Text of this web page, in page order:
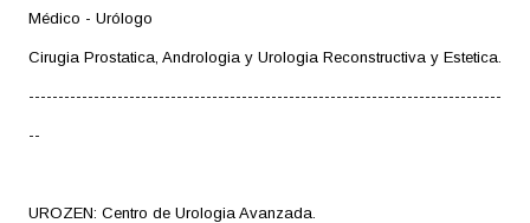
Médico - Urólogo
Cirugia Prostatica, Andrologia y Urologia Reconstructiva y Estetica.
--------------------------------------------------------------------------------
--
UROZEN: Centro de Urologia Avanzada.